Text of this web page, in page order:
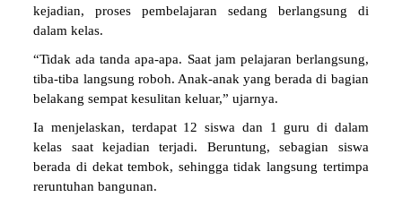
kejadian, proses pembelajaran sedang berlangsung di
dalam kelas.
“Tidak ada tanda apa-apa. Saat jam pelajaran berlangsung,
tiba-tiba langsung roboh. Anak-anak yang berada di bagian
belakang sempat kesulitan keluar,” ujarnya.
Ia menjelaskan, terdapat 12 siswa dan 1 guru di dalam
kelas saat kejadian terjadi. Beruntung, sebagian siswa
berada di dekat tembok, sehingga tidak langsung tertimpa
reruntuhan bangunan.